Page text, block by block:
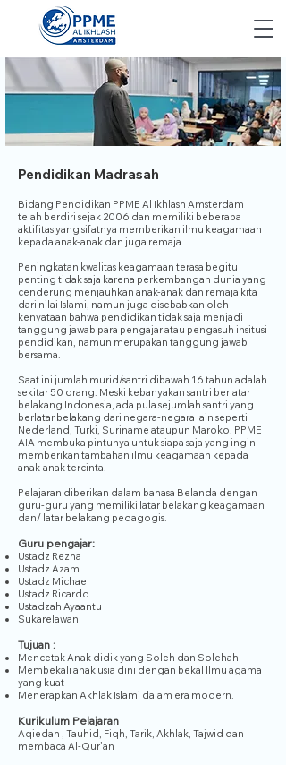
Pendidikan Madrasah
Bidang Pendidikan PPME Al Ikhlash Amsterdam
telah berdiri sejak 2006 dan memiliki beberapa
aktifitas yang sifatnya memberikan ilmu keagamaan
kepada anak-anak dan juga remaja.
Peningkatan kwalitas keagamaan terasa begitu
penting tidak saja karena perkembangan dunia yang
cenderung menjauhkan anak-anak dan remaja kita
dari nilai Islami, namun juga disebabkan oleh
kenyataan bahwa pendidikan tidak saja menjadi
tanggung jawab para pengajar atau pengasuh insitusi
pendidikan, namun merupakan tanggung jawab
bersama.
Saat ini jumlah murid/santri dibawah 16 tahun adalah
sekitar 50 orang. Meski kebanyakan santri berlatar
belakang Indonesia, ada pula sejumlah santri yang
berlatar belakang dari negara-negara lain seperti
Nederland, Turki, Suriname ataupun Maroko. PPME
AIA membuka pintunya untuk siapa saja yang ingin
memberikan tambahan ilmu keagamaan kepada
anak-anak tercinta.
Pelajaran diberikan dalam bahasa Belanda dengan
guru-guru yang memiliki latar belakang keagamaan
dan/ latar belakang pedagogis.
Guru pengajar:
Ustadz Rezha
Ustadz Azam
Ustadz Michael
Ustadz Ricardo
Ustadzah Ayaantu
Sukarelawan
Tujuan :
Mencetak Anak didik yang Soleh dan Solehah
Membekali anak usia dini dengan bekal Ilmu agama
yang kuat
Menerapkan Akhlak Islami dalam era modern.
Kurikulum Pelajaran
Aqiedah , Tauhid, Fiqh, Tarik, Akhlak, Tajwid dan
membaca Al-Qur’an